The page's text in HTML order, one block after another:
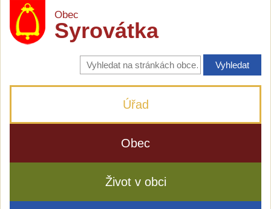
Obec
Syrovátka
Vyhledávání
na
stránkách
Úřad
Obec
Život v obci